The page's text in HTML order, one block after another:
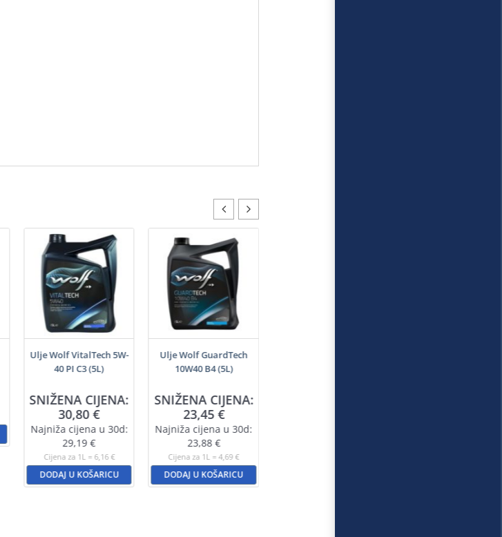
Ulje Wolf VitalTech 5W-
40 PI C3 (5L)
SNIŽENA CIJENA:
30,80€
Najniža cijena u 30d:
29,19€
Cijena za 1L = 6,16 €
DODAJ U KOŠARICU
Ulje Wolf GuardTech
10W40 B4 (5L)
SNIŽENA CIJENA:
23,45€
Najniža cijena u 30d:
23,88 €
Cijena za 1L = 4,69 €
DODAJ U KOŠARICU